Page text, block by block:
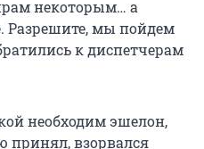
некоторым… а
Разрешите, мы пойдем
к диспетчерам
необходим эшелон,
взорвался